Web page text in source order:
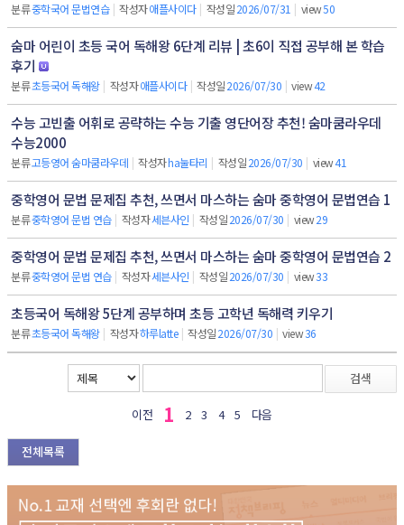
분류중학국어 문법연습 | 작성자애플사이다 | 작성일2026/07/31 | view50
숨마 어린이 초등 국어 독해왕 6단계 리뷰 | 초6이 직접 공부해 본 학습
후기
분류초등국어 독해왕 | 작성자애플사이다 | 작성일2026/07/30 | view42
수능 고빈출 어휘로 공략하는 수능 기출 영단어장 추천! 숨마쿰라우데
수능2000
분류고등영어 숨마쿰라우데 | 작성자ha눌타리 | 작성일2026/07/30 | view41
중학영어 문법 문제집 추천, 쓰면서 마스하는 숨마 중학영어 문법연습 1
분류중학영어 문법 연습 | 작성자세븐사인 | 작성일2026/07/30 | view29
중학영어 문법 문제집 추천, 쓰면서 마스하는 숨마 중학영어 문법연습 2
분류중학영어 문법 연습 | 작성자세븐사인 | 작성일2026/07/30 | view33
초등국어 독해왕 5단계 공부하며 초등 고학년 독해력 키우기
분류초등국어 독해왕 | 작성자하루latte | 작성일2026/07/30 | view36
검색
이전 1 2 3 4 5 다음
전체목록